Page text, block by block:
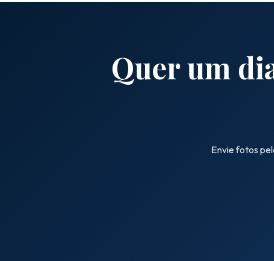
Quer um
Envie fotos